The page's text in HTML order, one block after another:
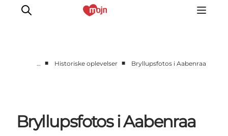
Natur
Overnatning
… ■ Historiske oplevelser ■ Bryllupsfotos i Aabenraa
Bryllupsfotos i Aabenraa